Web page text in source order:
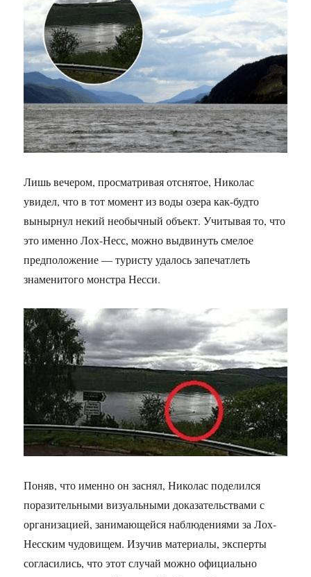
Лишь вечером, просматривая отснятое, Николас
увидел, что в тот момент из воды озера как-будто
вынырнул некий необычный объект. Учитывая то, что
это именно Лох-Несс, можно выдвинуть смелое
предположение — туристу удалось запечатлеть
знаменитого монстра Несси.
Поняв, что именно он заснял, Николас поделился
поразительными визуальными доказательствами с
организацией, занимающейся наблюдениями за Лох-
Несским чудовищем. Изучив материалы, эксперты
согласились, что этот случай можно официально